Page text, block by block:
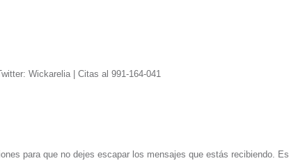
Wickarelia | Citas al 991-164-041
para que no dejes escapar los mensajes que estás recibiendo. Es